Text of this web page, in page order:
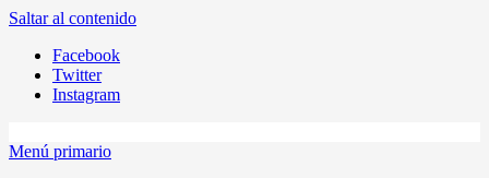
Saltar al contenido
Facebook
Twitter
Instagram
Menú primario